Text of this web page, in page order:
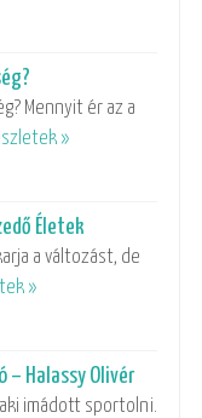
Mennyit ér az a
»
Életek
a változást, de
»
– Halassy Olivér
imádott sportolni.